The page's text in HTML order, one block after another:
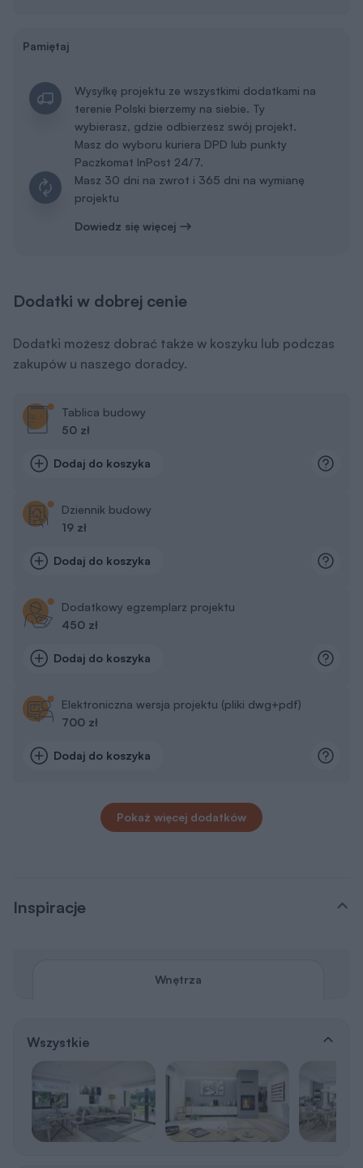
Pamiętaj
Wysyłkę projektu ze wszystkimi dodatkami na
terenie Polski bierzemy na siebie. Ty
wybierasz, gdzie odbierzesz swój projekt.
Masz do wyboru kuriera DPD lub punkty
Paczkomat InPost 24/7.
Masz 30 dni na zwrot i 365 dni na wymianę
projektu
Dowiedz się więcej
Dodatki w dobrej cenie
Dodatki możesz dobrać także w koszyku lub podczas
zakupów u naszego doradcy.
Tablica budowy
50 zł
Dodaj do koszyka
Dziennik budowy
19 zł
Dodaj do koszyka
Dodatkowy egzemplarz projektu
450 zł
Dodaj do koszyka
Elektroniczna wersja projektu (pliki dwg+pdf)
700 zł
Dodaj do koszyka
Pokaż więcej dodatków
Inspiracje
Wnętrza
Wszystkie